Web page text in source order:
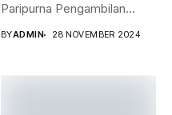
Paripurna Pengambilan
BYADMIN 28 NOVEMBER 2024